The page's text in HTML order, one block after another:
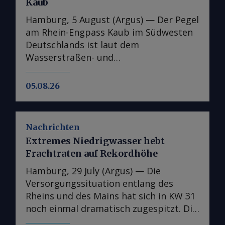
05.08.26
Kaub
Hamburg, 5 August (Argus) — Der Pegel
am Rhein-Engpass Kaub im Südwesten
Deutschlands ist laut dem
Wasserstraßen- und
Schifffahrtsinformationsdienst Elwis
auf den niedrigsten jemals gemessenen
wichtigster Binnenwasserstraße. Der
Pegel bei Kaub, der den Zugang vom
Handelszentrum Amsterdam-
Rotterdam-Antwerpen (ARA) zu Zielen
am Oberrhein wie Karlsruhe und Basel
sowie über den Main nach Frankfurt
ermöglicht, sank am 5. August auf 23
cm und soll laut Elwis bis zum
Nachrichten
Extremes Niedrigwasser hebt
Frachtraten auf Rekordhöhe
Hamburg, 29 July (Argus) — Die
Versorgungssituation entlang des
Rheins und des Mains hat sich in KW 31
noch einmal dramatisch zugespitzt. Die
entsprechend stark gestiegenen